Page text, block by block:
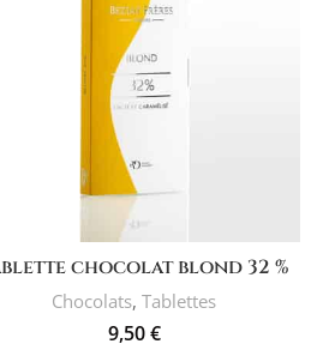
chocolat blond 32 %
Chocolats,Tablettes
9,50€